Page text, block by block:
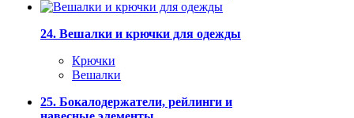
24. Вешалки и крючки для одежды
Крючки
Вешалки
25. Бокалодержатели, рейлинги и